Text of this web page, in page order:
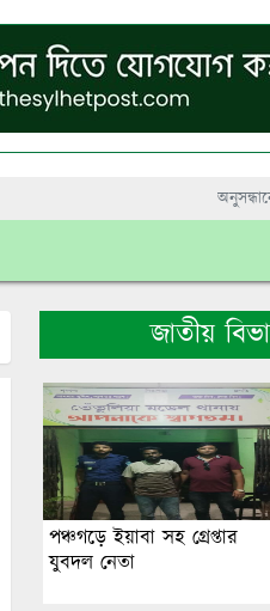
জাতীয়
পঞ্চগড়ে ইয়াবা সহ গ্রেপ্তার
যুবদল নেতা